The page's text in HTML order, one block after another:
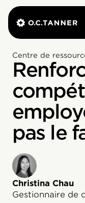
Centre de
pas le
Christina Chau
Gestionnaire de